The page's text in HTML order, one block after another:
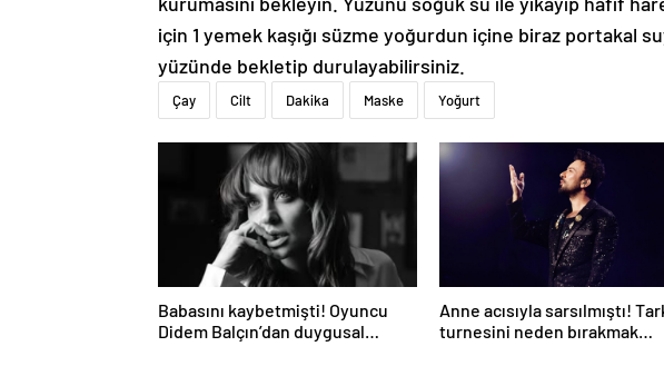
için 1 yemek kaşığı süzme yoğurdun içine biraz portakal
yüzünde bekletip durulayabilirsiniz.
Çay Cilt Dakika Maske Yoğurt
Babasını kaybetmişti! Oyuncu
Didem Balçın’dan duygusal
Anne acısıyla sarsılmıştı!
turnesini neden bırakmak